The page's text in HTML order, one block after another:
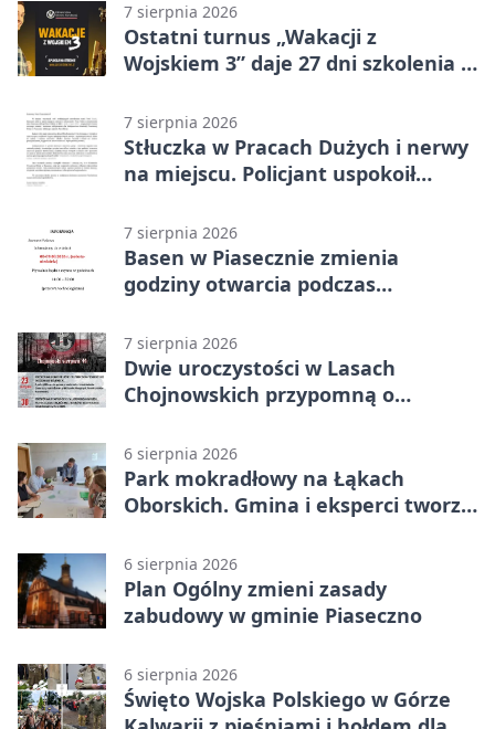
7 sierpnia 2026
Ostatni turnus „Wakacji z
Wojskiem 3” daje 27 dni szkolenia i
7 sierpnia 2026
Stłuczka w Pracach Dużych i nerwy
na miejscu. Policjant uspokoił
7 sierpnia 2026
Basen w Piasecznie zmienia
godziny otwarcia podczas
7 sierpnia 2026
Dwie uroczystości w Lasach
Chojnowskich przypomną o
6 sierpnia 2026
Park mokradłowy na Łąkach
Oborskich. Gmina i eksperci tworzą
6 sierpnia 2026
Plan Ogólny zmieni zasady
zabudowy w gminie Piaseczno
6 sierpnia 2026
Święto Wojska Polskiego w Górze